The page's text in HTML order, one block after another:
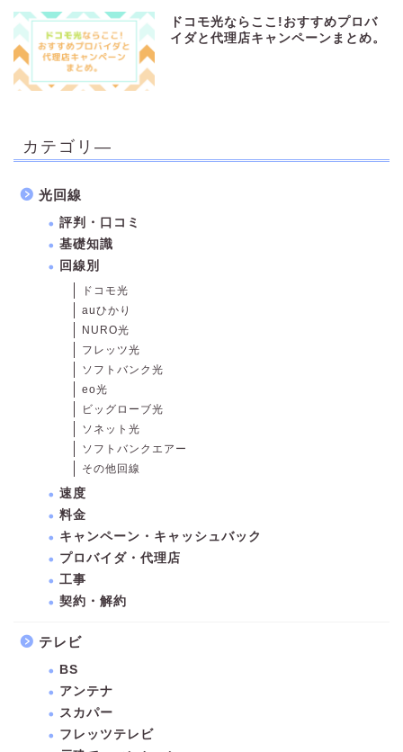
ドコモ光ならここ!おすすめプロバ
イダと代理店キャンペーンまとめ。
カテゴリ―
光回線
評判・口コミ
基礎知識
回線別
ドコモ光
auひかり
NURO光
フレッツ光
ソフトバンク光
eo光
ビッグローブ光
ソネット光
ソフトバンクエアー
その他回線
速度
料金
キャンペーン・キャッシュバック
プロバイダ・代理店
工事
契約・解約
テレビ
BS
アンテナ
スカパー
フレッツテレビ